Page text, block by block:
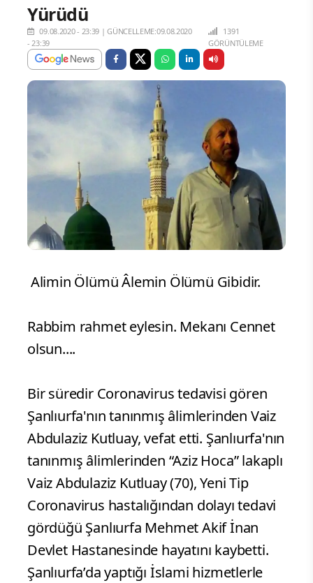
Yürüdü
09.08.2020 - 23:39 |GÜNCELLEME:09.08.2020
- 23:39
1391
GÖRÜNTÜLEME
Alimin Ölümü Âlemin Ölümü Gibidir.
Rabbim rahmet eylesin. Mekanı Cennet
olsun....
Bir süredir Coronavirus tedavisi gören
Şanlıurfa'nın tanınmış âlimlerinden Vaiz
Abdulaziz Kutluay, vefat etti. Şanlıurfa'nın
tanınmış âlimlerinden “Aziz Hoca” lakaplı
Vaiz Abdulaziz Kutluay (70), Yeni Tip
Coronavirus hastalığından dolayı tedavi
gördüğü Şanlıurfa Mehmet Akif İnan
Devlet Hastanesinde hayatını kaybetti.
Şanlıurfa’da yaptığı İslami hizmetlerle